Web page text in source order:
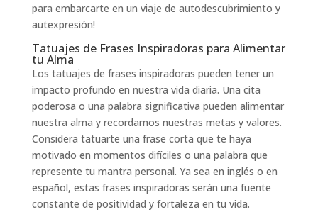
para embarcarte en un viaje de autodescubrimiento y
autexpresión!
Tatuajes de Frases Inspiradoras para Alimentar
tu Alma
Los tatuajes de frases inspiradoras pueden tener un
impacto profundo en nuestra vida diaria. Una cita
poderosa o una palabra significativa pueden alimentar
nuestra alma y recordarnos nuestras metas y valores.
Considera tatuarte una frase corta que te haya
motivado en momentos difíciles o una palabra que
represente tu mantra personal. Ya sea en inglés o en
español, estas frases inspiradoras serán una fuente
constante de positividad y fortaleza en tu vida.